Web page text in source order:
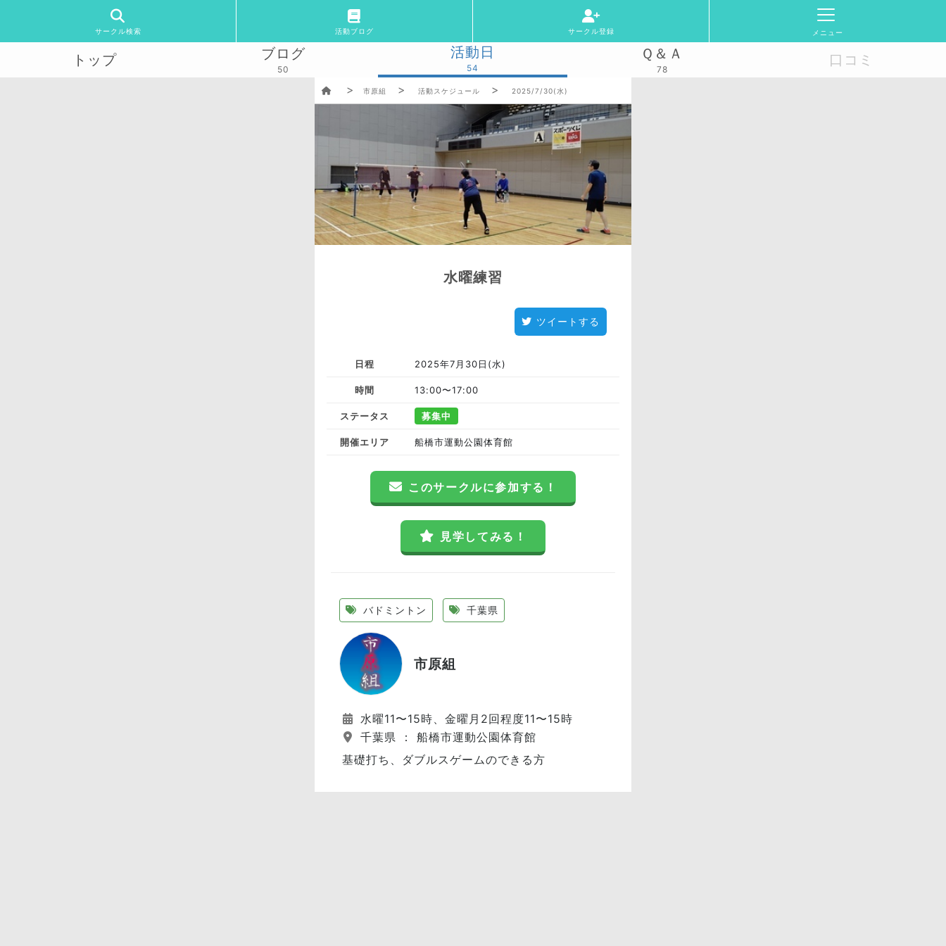
サークル検索 活動ブログ サークル登録 メニュー
トップ ブログ
50
活動日
54
Ｑ＆Ａ
78
口コミ
市原組 活動スケジュール 2025/7/30(水)
水曜練習
ツイートする
日程 2025年7月30日(水)
時間 13:00〜17:00
ステータス 募集中
開催エリア 船橋市運動公園体育館
このサークルに参加する！
見学してみる！
バドミントン 千葉県
市原組
水曜11〜15時、金曜月2回程度11〜15時
千葉県 ： 船橋市運動公園体育館
基礎打ち、ダブルスゲームのできる方